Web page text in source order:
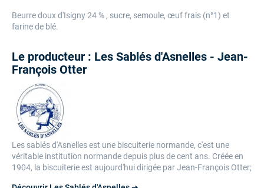
Beurre doux d'Isigny 24 % , sucre, semoule, œuf frais (n°1) et
farine de blé.
Le producteur : Les Sablés d'Asnelles - Jean-
François Otter
Les sablés d'Asnelles est une biscuiterie normande, c'est une
véritable institution normande depuis plus de cent ans. Créée en
1904, la biscuiterie est aujourd'hui dirigée par Jean-François Otter;